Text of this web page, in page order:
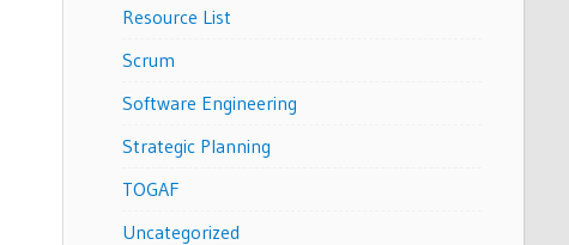
Resource List
Scrum
Software Engineering
Strategic Planning
TOGAF
Uncategorized